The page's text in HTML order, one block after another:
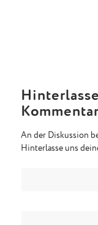
Kommentar
An der Diskussion
Hinterlasse uns